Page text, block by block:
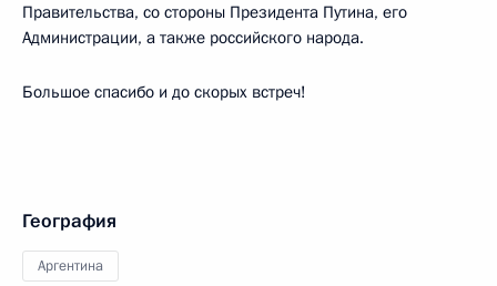
Правительства, со стороны Президента Путина, его
Администрации, а также российского народа.
Большое спасибо и до скорых встреч!
География
Аргентина